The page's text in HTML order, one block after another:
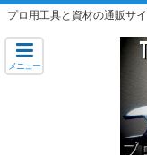
プロ用工具と資材の通販サ
メニュー